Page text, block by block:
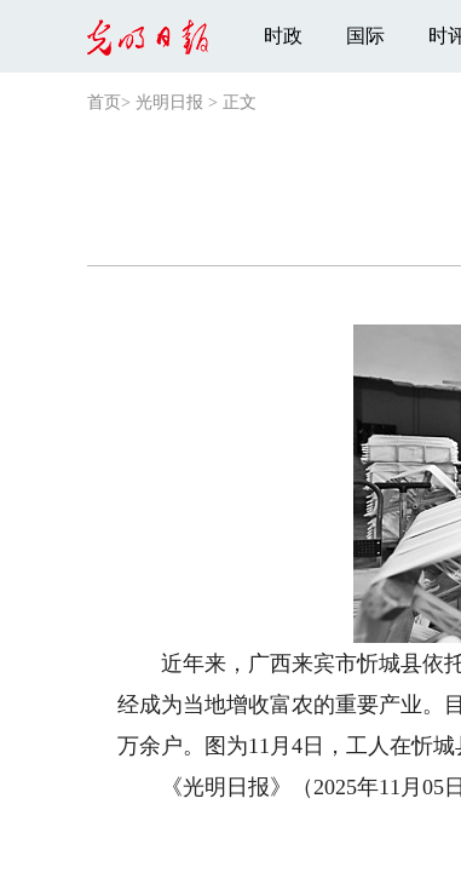
时政 国际 时
首页 > 光明日报 > 正文
近年来，广西来宾市忻城县依托
经成为当地增收富农的重要产业。
万余户。图为11月4日，工人在忻
《光明日报》（2025年11月05日